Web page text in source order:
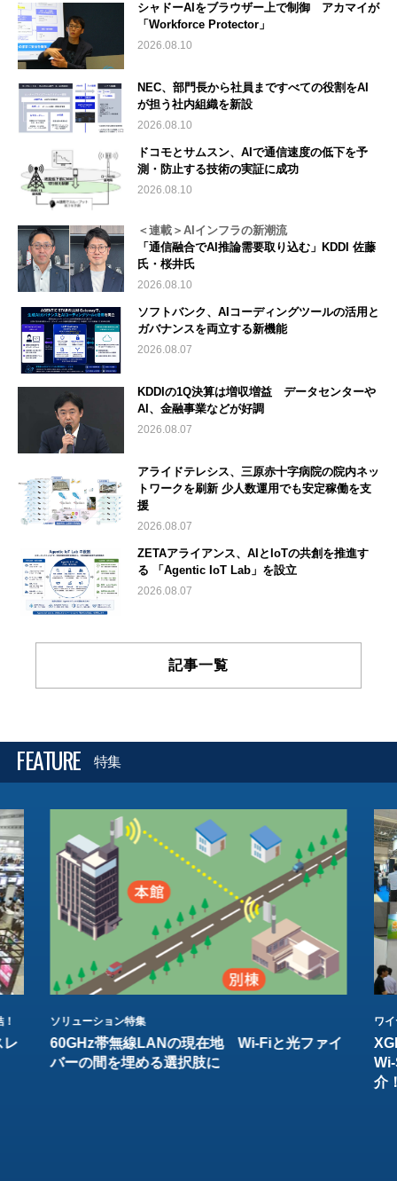
シャドーAIをブラウザー上で制御 アカマイが
「Workforce Protector」
2026.08.10
NEC、部門長から社員まですべての役割をAI
が担う社内組織を新設
2026.08.10
ドコモとサムスン、AIで通信速度の低下を予
測・防止する技術の実証に成功
2026.08.10
＜連載＞AIインフラの新潮流
「通信融合でAI推論需要取り込む」KDDI 佐藤
氏・桜井氏
2026.08.10
ソフトバンク、AIコーディングツールの活用と
ガバナンスを両立する新機能
2026.08.07
KDDIの1Q決算は増収増益 データセンターや
AI、金融事業などが好調
2026.08.07
アライドテレシス、三原赤十字病院の院内ネッ
トワークを刷新 少人数運用でも安定稼働を支
援
2026.08.07
ZETAアライアンス、AIとIoTの共創を推進す
る 「Agentic IoT Lab」を設立
2026.08.07
記事一覧
FEATURE 特集
レ
ソリューション特集
60GHz帯無線LANの現在地 Wi-Fiと光ファイ
バーの間を埋める選択肢に
ワ
介